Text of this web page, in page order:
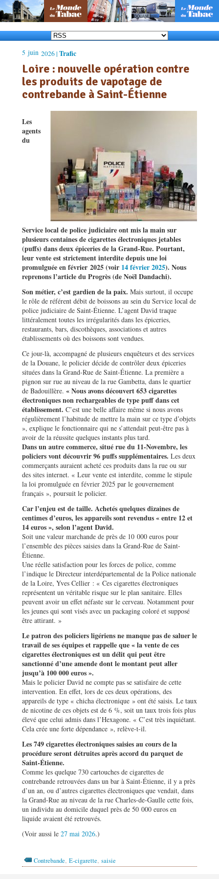
5 juin 2026 | Trafic
Loire : nouvelle opération contre
les produits de vapotage de
contrebande à Saint-Étienne
Les
agents
du
Service local de police judiciaire ont mis la main sur
plusieurs centaines de cigarettes électroniques jetables
(puffs) dans deux épiceries de la Grand-Rue. Pourtant,
leur vente est strictement interdite depuis une loi
promulguée en février 2025 (voir 14 février 2025). Nous
reprenons l’article du Progrès (de Noël Dandachi).
Son métier, c’est gardien de la paix. Mais surtout, il occupe
le rôle de référent débit de boissons au sein du Service local de
police judiciaire de Saint-Étienne. L’agent David traque
littéralement toutes les irrégularités dans les épiceries,
restaurants, bars, discothèques, associations et autres
établissements où des boissons sont vendues.
Ce jour-là, accompagné de plusieurs enquêteurs et des services
de la Douane, le policier décide de contrôler deux épiceries
situées dans la Grand-Rue de Saint-Étienne. La première a
pignon sur rue au niveau de la rue Gambetta, dans le quartier
de Badouillère. « Nous avons découvert 653 cigarettes
électroniques non rechargeables de type puff dans cet
établissement. C’est une belle affaire même si nous avons
régulièrement l’habitude de mettre la main sur ce type d’objets
», explique le fonctionnaire qui ne s’attendait peut-être pas à
avoir de la réussite quelques instants plus tard.
Dans un autre commerce, situé rue du 11-Novembre, les
policiers vont découvrir 96 puffs supplémentaires. Les deux
commerçants auraient acheté ces produits dans la rue ou sur
des sites internet. « Leur vente est interdite, comme le stipule
la loi promulguée en février 2025 par le gouvernement
français », poursuit le policier.
Car l’enjeu est de taille. Achetés quelques dizaines de
centimes d’euros, les appareils sont revendus « entre 12 et
14 euros », selon l’agent David.
Soit une valeur marchande de près de 10 000 euros pour
l’ensemble des pièces saisies dans la Grand-Rue de Saint-
Étienne.
Une réelle satisfaction pour les forces de police, comme
l’indique le Directeur interdépartemental de la Police nationale
de la Loire, Yves Cellier : « Ces cigarettes électroniques
représentent un véritable risque sur le plan sanitaire. Elles
peuvent avoir un effet néfaste sur le cerveau. Notamment pour
les jeunes qui sont visés avec un packaging coloré et supposé
être attirant. »
Le patron des policiers ligériens ne manque pas de saluer le
travail de ses équipes et rappelle que « la vente de ces
cigarettes électroniques est un délit qui peut être
sanctionné d’une amende dont le montant peut aller
jusqu’à 100 000 euros ».
Mais le policier David ne compte pas se satisfaire de cette
intervention. En effet, lors de ces deux opérations, des
appareils de type « chicha électronique » ont été saisis. Le taux
de nicotine de ces objets est de 6 %, soit un taux trois fois plus
élevé que celui admis dans l’Hexagone. « C’est très inquiétant.
Cela crée une forte dépendance », relève-t-il.
Les 749 cigarettes électroniques saisies au cours de la
procédure seront détruites après accord du parquet de
Saint-Étienne.
Comme les quelque 730 cartouches de cigarettes de
contrebande retrouvées dans un bar à Saint-Étienne, il y a près
d’un an, ou d’autres cigarettes électroniques que vendait, dans
la Grand-Rue au niveau de la rue Charles-de-Gaulle cette fois,
un individu au domicile duquel près de 50 000 euros en
liquide avaient été retrouvés.
(Voir aussi le 27 mai 2026.)
Contrebande, E-cigarette, saisie